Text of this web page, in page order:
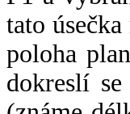
tato
poloha
dokreslí